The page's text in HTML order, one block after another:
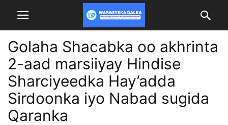
Golaha Shacabka oo akhrinta
2-aad marsiiyay Hindise
Sharciyeedka Hay’adda
Sirdoonka iyo Nabad sugida
Qaranka